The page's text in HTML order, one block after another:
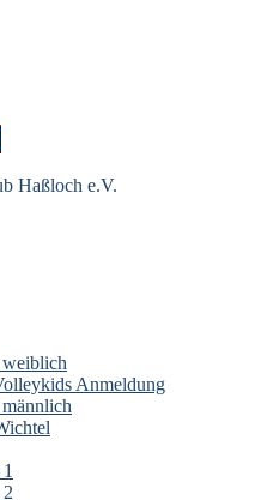
Haßloch e.V.
weiblich
Anmeldung